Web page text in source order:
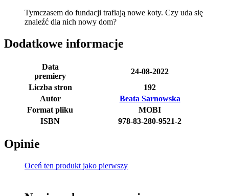
Tymczasem do fundacji trafiają nowe koty. Czy uda się
znaleźć dla nich nowy dom?
Dodatkowe informacje
Data
premiery
24-08-2022
Liczba stron
192
Autor
Beata Sarnowska
Format pliku
MOBI
ISBN
978-83-280-9521-2
Opinie
Oceń ten produkt jako pierwszy